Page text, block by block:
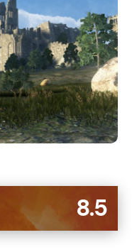
8.5